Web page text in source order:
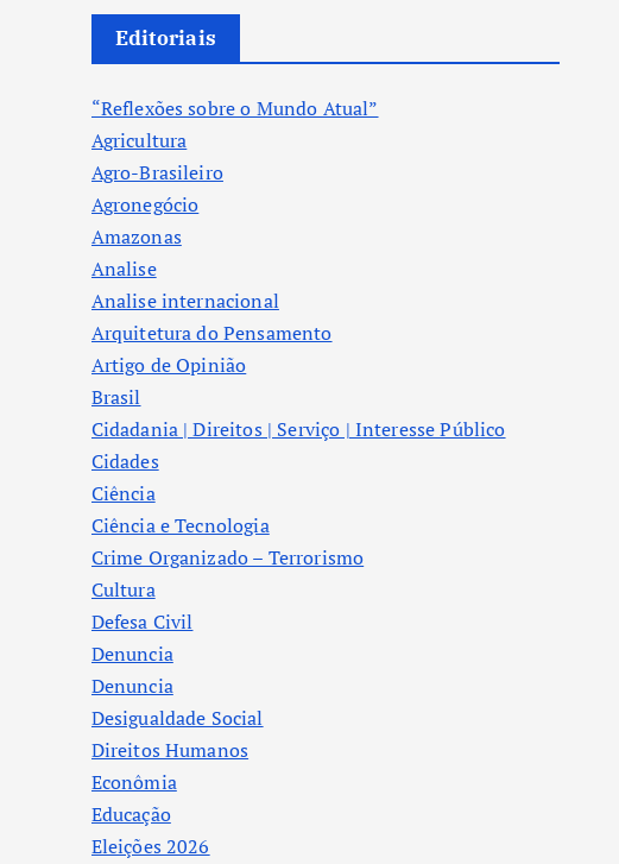
Editoriais
“Reflexões sobre o Mundo Atual”
Agricultura
Agro-Brasileiro
Agronegócio
Amazonas
Analise
Analise internacional
Arquitetura do Pensamento
Artigo de Opinião
Brasil
Cidadania | Direitos | Serviço | Interesse Público
Cidades
Ciência
Ciência e Tecnologia
Crime Organizado – Terrorismo
Cultura
Defesa Civil
Denuncia
Denuncia
Desigualdade Social
Direitos Humanos
Econômia
Educação
Eleições 2026